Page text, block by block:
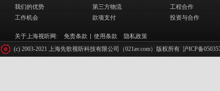
我们的优势
工作机会
第三方物流
款项支付
工程合作
投资与合作
关于上海视听网: 免责条款 使用条款
隐私政策
(c) 2003-2021 上海先歌视听科技有限公司（021av.com）版权所有 沪ICP备